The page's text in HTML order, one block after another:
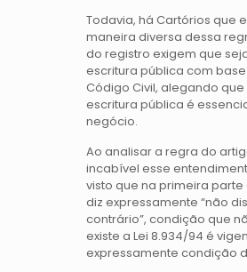
Todavia, há Cartórios que
maneira diversa dessa
do registro exigem que
escritura pública com base
Código Civil, alegando
escritura pública é
negócio.
Ao analisar a regra do
incabível esse
visto que na primeira
diz expressamente “não
contrário”, condição que
existe a Lei 8.934/94 é
expressamente condição